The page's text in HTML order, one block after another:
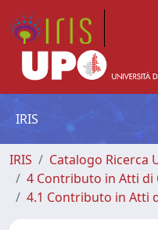
IRIS
IRIS
Catalogo Ricerca
4 Contributo in Atti di
4.1 Contributo in Atti